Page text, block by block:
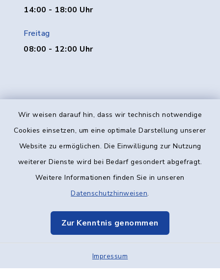
Wir weisen darauf hin, dass wir technisch notwendige
Cookies einsetzen, um eine optimale Darstellung unserer
Website zu ermöglichen. Die Einwilligung zur Nutzung
weiterer Dienste wird bei Bedarf gesondert abgefragt.
Weitere Informationen finden Sie in unseren
Datenschutzhinweisen.
Zur Kenntnis genommen
Impressum
14:00 - 18:00 Uhr
Freitag
08:00 - 12:00 Uhr
Kontakt
Datenschutz
Elektronische Kommunikation
Sitemap